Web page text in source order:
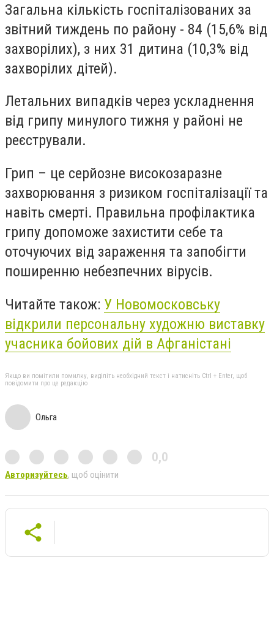
Загальна кількість госпіталізованих за
звітний тиждень по району - 84 (15,6% від
захворілих), з них 31 дитина (10,3% від
захворілих дітей).
Летальних випадків через ускладнення
від грипу минулого тижня у районі не
реєстрували.
Грип – це серйозне високозаразне
захворювання з ризиком госпіталізації та
навіть смерті. Правильна профілактика
грипу допоможе захистити себе та
оточуючих від зараження та запобігти
поширенню небезпечних вірусів.
Читайте також: У Новомосковську
відкрили персональну художню виставку
учасника бойових дій в Афганістані
Якщо ви помітили помилку, виділіть необхідний текст і натисніть Ctrl + Enter, щоб
повідомити про це редакцію
Ольга
0,0
Авторизуйтесь, щоб оцінити